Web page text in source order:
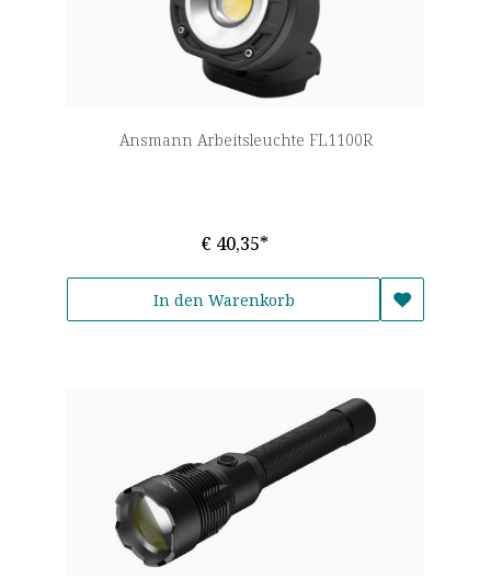
Ansmann Arbeitsleuchte FL1100R
€ 40,35*
In den Warenkorb